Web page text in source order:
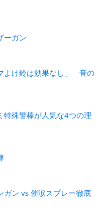
ーガン
よけ鈴は効果なし」 音の
特殊警棒が人気な4つの理
ガン vs 催涙スプレー徹底